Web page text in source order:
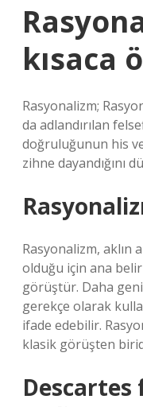
kısaca
Rasyonalizm;
da adlandırılan
doğruluğunun his
zihne dayandığını
Rasyonalizm, aklın
olduğu için ana
görüştür. Daha
gerekçe olarak
ifade edebilir.
klasik görüşten
Descartes